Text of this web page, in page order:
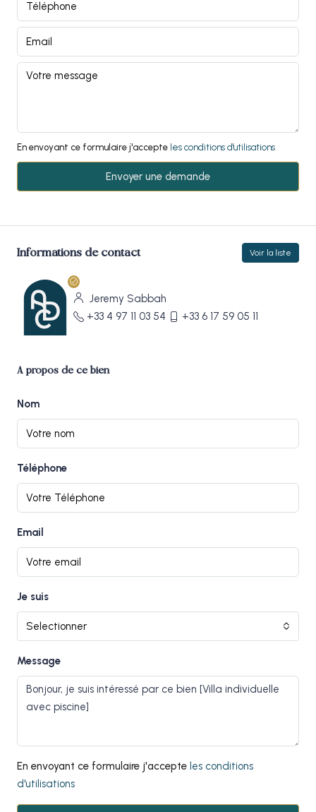
En envoyant ce formulaire j'accepte les conditions d'utilisations
Envoyer une demande
Informations de contact Voir la liste
Jeremy Sabbah
+33 4 97 11 03 54
+33 6 17 59 05 11
A propos de ce bien
Nom
Téléphone
Email
Je suis
Selectionner
Message
En envoyant ce formulaire j'accepte les conditions
d'utilisations